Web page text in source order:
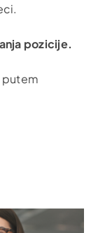
pozicije.
putem